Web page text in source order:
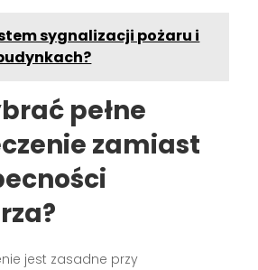
sygnalizacji pożaru i
pełne
zamiast
jest zasadne przy